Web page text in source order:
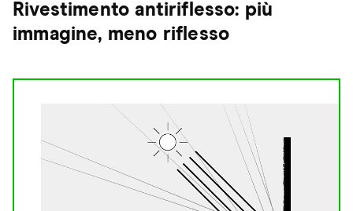
Rivestimento antiriflesso: più
immagine, meno riflesso